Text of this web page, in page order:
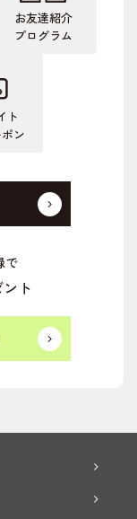
お友達紹介
プログラム
ト
ン
で
ト